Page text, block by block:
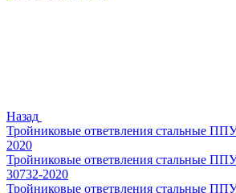
Назад
Тройниковые ответвления стальные
2020
Тройниковые ответвления стальные
30732-2020
Тройниковые ответвления стальные